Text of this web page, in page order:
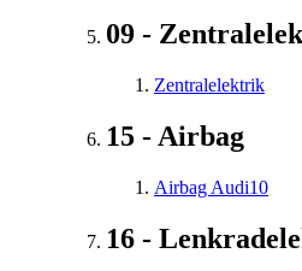
09 -
Zentralelektrik
15 - Airbag
Airbag Audi10
16 -